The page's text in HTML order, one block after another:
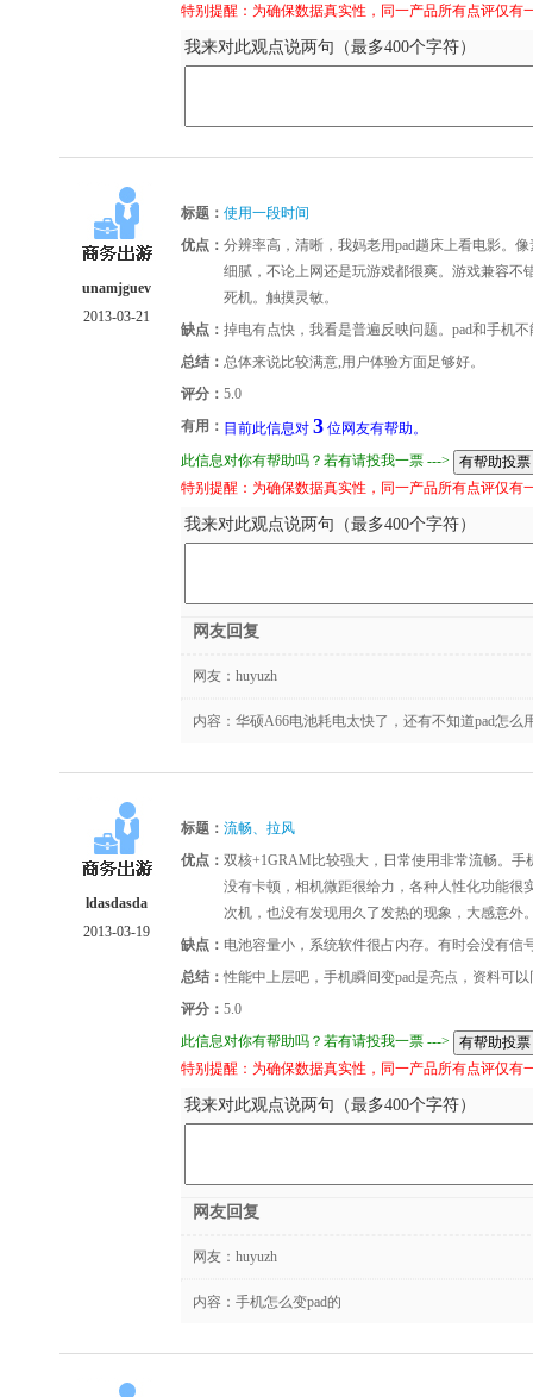
特别提醒：为确保数据真实性，同一产品所有点评仅有
我来对此观点说两句（最多400个字符）
unamjguev
2013-03-21
标题： 使用一段时间
优点： 分辨率高，清晰，我妈老用pad趟床上看电影。
细腻，不论上网还是玩游戏都很爽。游戏兼容
死机。触摸灵敏。
缺点： 掉电有点快，我看是普遍反映问题。pad和手机
总结： 总体来说比较满意,用户体验方面足够好。
评分： 5.0
有用： 目前此信息对 3 位网友有帮助。
此信息对你有帮助吗？若有请投我一票 --->
特别提醒：为确保数据真实性，同一产品所有点评仅有
我来对此观点说两句（最多400个字符）
网友回复
网友： huyuzh
内容：华硕A66电池耗电太快了，还有不知道pad怎么
ldasdasda
2013-03-19
标题： 流畅、拉风
优点： 双核+1GRAM比较强大，日常使用非常流畅。
没有卡顿，相机微距很给力，各种人性化功能很
次机，也没有发现用久了发热的现象，大感意外
缺点： 电池容量小，系统软件很占内存。有时会没有信
总结： 性能中上层吧，手机瞬间变pad是亮点，资料可
评分： 5.0
此信息对你有帮助吗？若有请投我一票 --->
特别提醒：为确保数据真实性，同一产品所有点评仅有
我来对此观点说两句（最多400个字符）
网友回复
网友： huyuzh
内容：手机怎么变pad的